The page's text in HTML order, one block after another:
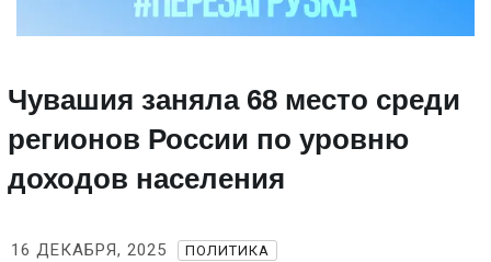
Чувашия заняла 68 место среди
регионов России по уровню
доходов населения
16 ДЕКАБРЯ, 2025 ПОЛИТИКА